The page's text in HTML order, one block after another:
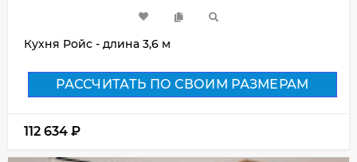
Кухня Ройс - длина 3,6 м
РАССЧИТАТЬ ПО СВОИМ РАЗМЕРАМ
112 634 ₽